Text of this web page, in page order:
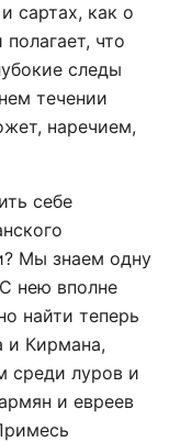
сартах, как о
что
следы
течении
наречием,
себе
Мы знаем одну
нею вполне
найти теперь
и Кирмана,
среди луров и
и евреев